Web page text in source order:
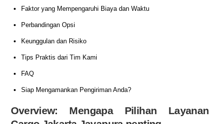
Faktor yang Mempengaruhi Biaya dan Waktu
Perbandingan Opsi
Keunggulan dan Risiko
Tips Praktis dari Tim Kami
FAQ
Siap Mengamankan Pengiriman Anda?
Overview: Mengapa Pilihan Layanan